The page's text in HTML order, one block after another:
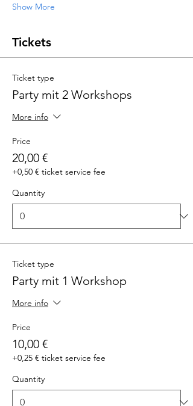
Show More
Tickets
Ticket type
Party mit 2 Workshops
More info
Price
20,00 €
+0,50 € ticket service fee
Quantity
Ticket type
Party mit 1 Workshop
More info
Price
10,00 €
+0,25 € ticket service fee
Quantity